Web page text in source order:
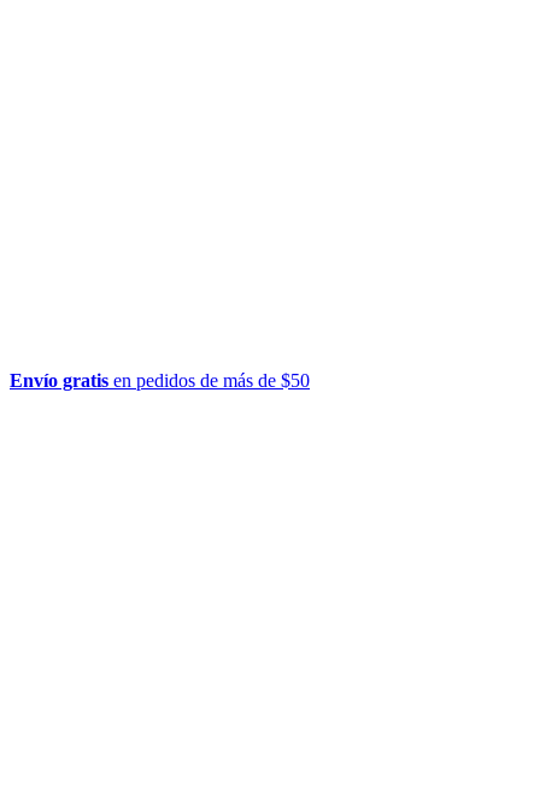
Envío gratis en pedidos de más de $50